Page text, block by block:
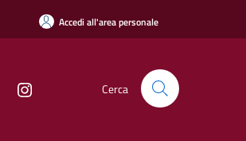
Accedi all'area personale
Cerca